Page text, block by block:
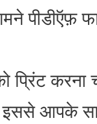
पीडीऍफ़
प्रिंट
आपके